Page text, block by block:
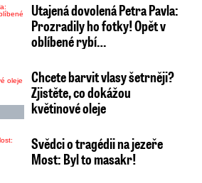
Utajená dovolená Petra Pavla:
Prozradily ho fotky! Opět v
oblíbené rybí…
Chcete barvit vlasy šetrněji?
Zjistěte, co dokážou
květinové oleje
Svědci o tragédii na jezeře
Most: Byl to masakr!